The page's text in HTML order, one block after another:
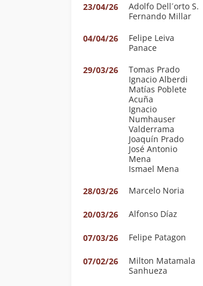
23/04/26
Adolfo Dell´orto S.
Fernando Millar
04/04/26
Felipe Leiva
Panace
29/03/26
Tomas Prado
Ignacio Alberdi
Matías Poblete
Acuña
Ignacio
Numhauser
Valderrama
Joaquín Prado
José Antonio
Mena
Ismael Mena
28/03/26
Marcelo Noria
20/03/26 Alfonso Díaz
07/03/26 Felipe Patagon
07/02/26
Milton Matamala
Sanhueza